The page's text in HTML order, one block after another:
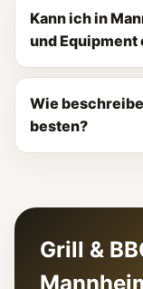
Kann ich in
und Equipment
Wie
besten?
Grill &